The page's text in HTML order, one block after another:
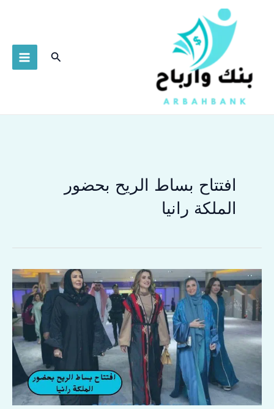
البحث
افتتاح بساط الريح بحضور
الملكة رانيا
افتتاح
بساط
الريح
بحضور
الملكة
رانيا